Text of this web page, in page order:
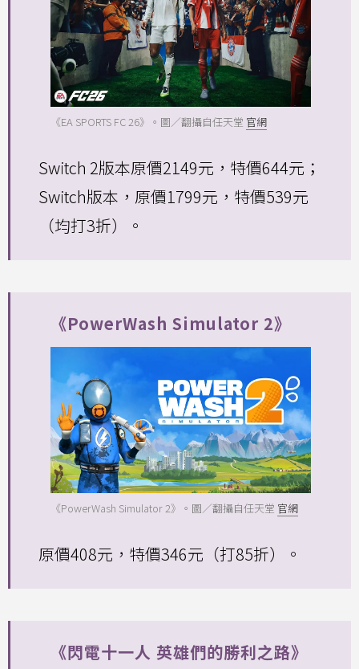
《EA SPORTS FC 26》。圖／翻攝自任天堂 官網
Switch 2版本原價2149元，特價644元；
Switch版本，原價1799元，特價539元
（均打3折）。
《PowerWash Simulator 2》
《PowerWash Simulator 2》。圖／翻攝自任天堂 官網
原價408元，特價346元（打85折）。
《閃電十一人 英雄們的勝利之路》